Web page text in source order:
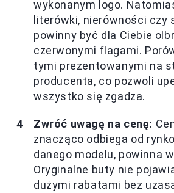
wykonanym logo.
literówki, nierówności czy
powinny być dla Ciebie
czerwonymi flagami.
tymi prezentowanymi na
producenta, co pozwoli
wszystko się zgadza.
Zwróć uwagę na cenę:
znacząco odbiega od
danego modelu, powinna
Oryginalne buty nie
dużymi rabatami bez